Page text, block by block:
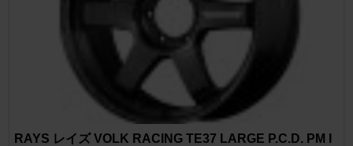
RAYS レイズ VOLK RACING TE37 LARGE P.C.D. PM I